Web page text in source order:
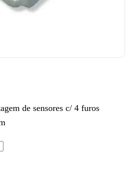
de sensores c/ 4 furos